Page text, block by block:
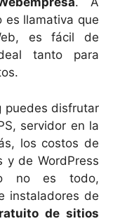
es llamativa que
es fácil de
tanto para
puedes disfrutar
servidor en la
los costos de
y de WordPress
no es todo,
instaladores de
de sitios